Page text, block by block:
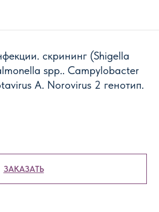
скрининг (Shigella
spp.. Campylobacter
A. Norovirus 2 генотип.
ЗАКАЗАТЬ